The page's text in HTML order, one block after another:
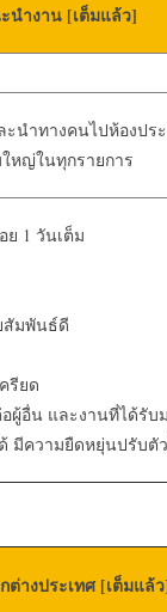
นำงาน [เต็มแล้ว]
นำทางคนไปห้องปร
หญ่ในทุกรายการ
1 วันเต็ม
สัมพันธ์ดี
รียด
ผู้อื่น และงานที่ได้รับ
มีความยืดหยุ่นปรับ
างประเทศ [เต็มแล้